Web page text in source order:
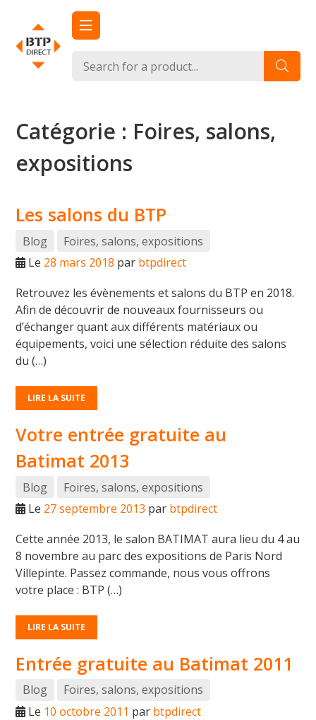
contenu
Catégorie : Foires, salons,
expositions
Les salons du BTP
Blog
Foires, salons, expositions
Le 28 mars 2018 par btpdirect
Retrouvez les évènements et salons du BTP en 2018.
Afin de découvrir de nouveaux fournisseurs ou
d’échanger quant aux différents matériaux ou
équipements, voici une sélection réduite des salons
du (…)
LIRE LA SUITE
Votre entrée gratuite au
Batimat 2013
Blog
Foires, salons, expositions
Le 27 septembre 2013 par btpdirect
Cette année 2013, le salon BATIMAT aura lieu du 4 au
8 novembre au parc des expositions de Paris Nord
Villepinte. Passez commande, nous vous offrons
votre place : BTP (…)
LIRE LA SUITE
Entrée gratuite au Batimat 2011
Blog
Foires, salons, expositions
Le 10 octobre 2011 par btpdirect